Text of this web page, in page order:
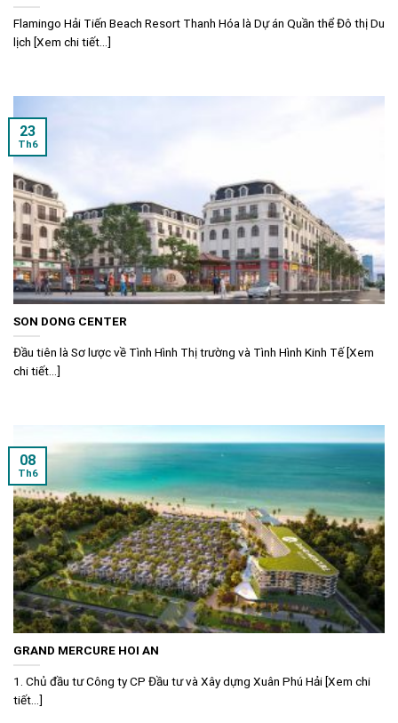
Flamingo Hải Tiến Beach Resort Thanh Hóa là Dự án Quần thể Đô thị Du
lịch [Xem chi tiết...]
SON DONG CENTER
Đầu tiên là Sơ lược về Tình Hình Thị trường và Tình Hình Kinh Tế [Xem
chi tiết...]
23
Th6
GRAND MERCURE HOI AN
1. Chủ đầu tư Công ty CP Đầu tư và Xây dựng Xuân Phú Hải [Xem chi
tiết...]
08
Th6